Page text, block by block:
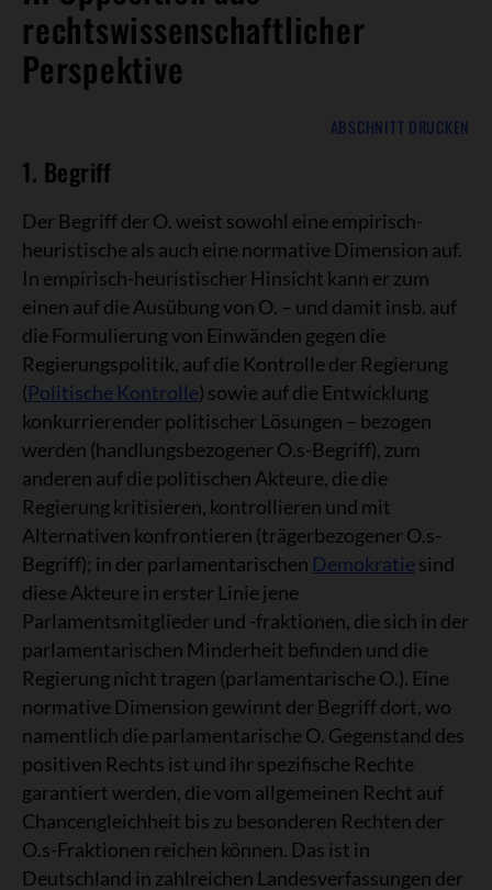
rechtswissenschaftlicher
Perspektive
ABSCHNITT DRUCKEN
1. Begriff
Der Begriff der O. weist sowohl eine empirisch-
heuristische als auch eine normative Dimension auf.
In empirisch-heuristischer Hinsicht kann er zum
einen auf die Ausübung von O. – und damit insb. auf
die Formulierung von Einwänden gegen die
Regierungspolitik, auf die Kontrolle der Regierung
(Politische Kontrolle) sowie auf die Entwicklung
konkurrierender politischer Lösungen – bezogen
werden (handlungsbezogener O.s-Begriff), zum
anderen auf die politischen Akteure, die die
Regierung kritisieren, kontrollieren und mit
Alternativen konfrontieren (trägerbezogener O.s-
Begriff); in der parlamentarischen Demokratiesind
diese Akteure in erster Linie jene
Parlamentsmitglieder und -fraktionen, die sich in der
parlamentarischen Minderheit befinden und die
Regierung nicht tragen (parlamentarische O.). Eine
normative Dimension gewinnt der Begriff dort, wo
namentlich die parlamentarische O. Gegenstand des
positiven Rechts ist und ihr spezifische Rechte
garantiert werden, die vom allgemeinen Recht auf
Chancengleichheit bis zu besonderen Rechten der
O.s-Fraktionen reichen können. Das ist in
Deutschland in zahlreichen Landesverfassungen der